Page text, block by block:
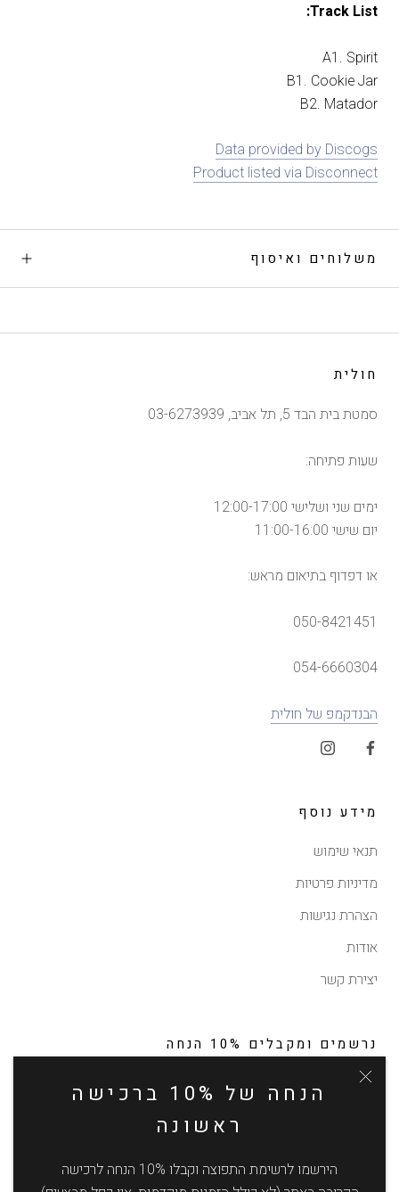
הנחה של 10% ברכישה
ראשונה
הירשמו לרשימת התפוצה וקבלו 10% הנחה לרכישה
Track List:
A1. Spirit
B1. Cookie Jar
B2. Matador
Data provided by Discogs
Product listed via Disconnect
משלוחים ואיסוף
חולית
סמטת בית הבד 5, תל אביב, 03-6273939
שעות פתיחה:
ימים שני ושלישי 12:00-17:00
יום שישי 11:00-16:00
או דפדוף בתיאום מראש:
050-8421451
054-6660304
הבנדקמפ של חולית
מידע נוסף
תנאי שימוש
מדיניות פרטיות
הצהרת נגישות
אודות
יצירת קשר
נרשמים ומקבלים 10% הנחה
לקבלת עדכונים על תקליטים חדשים ונדירים, מבצעים והטבות
בלעדיות (ללא כפל מבצעים, ללא הנחה על הזמנות מוקדמות)